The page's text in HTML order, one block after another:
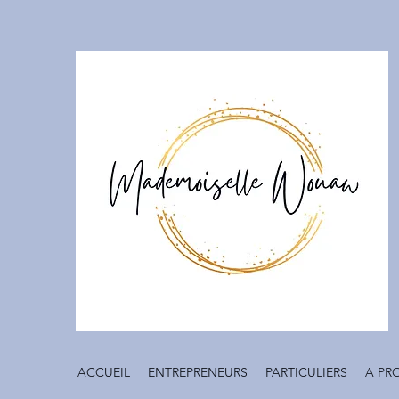
ACCUEIL ENTREPRENEURS PARTICULIERS A